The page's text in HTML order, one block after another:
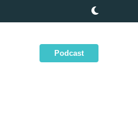
Podcast